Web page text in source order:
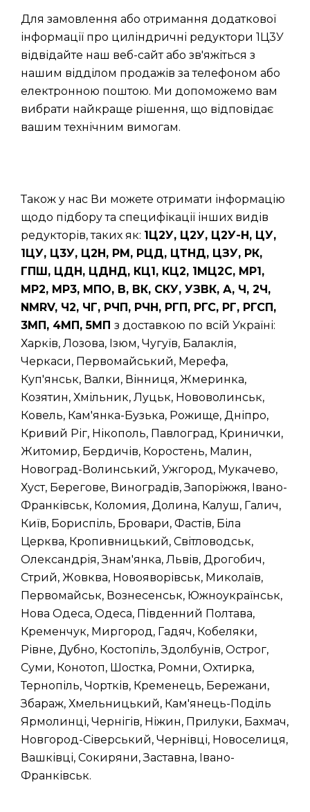
Для замовлення або отримання додаткової
інформації про циліндричні редуктори 1Ц3У
відвідайте наш веб-сайт або зв'яжіться з
нашим відділом продажів за телефоном або
електронною поштою. Ми допоможемо вам
вибрати найкраще рішення, що відповідає
вашим технічним вимогам.
Також у нас Ви можете отримати інформацію
щодо підбору та специфікації інших видів
редукторів, таких як: 1Ц2У, Ц2У, Ц2У-Н, ЦУ,
1ЦУ, Ц3У, Ц2Н, РМ, РЦД, ЦТНД, ЦЗУ, РК,
ГПШ, ЦДН, ЦДНД, КЦ1, КЦ2, 1МЦ2С, МР1,
МР2, МР3, МПО, В, ВК, СКУ, УЗВК, А, Ч, 2Ч,
NMRV, Ч2, ЧГ, РЧП, РЧН, РГП, РГС, РГ, РГСП,
3МП, 4МП, 5МП з доставкою по всій Україні:
Харків, Лозова, Ізюм, Чугуїв, Балаклія,
Черкаси, Первомайський, Мерефа,
Куп'янськ, Валки, Вінниця, Жмеринка,
Козятин, Хмільник, Луцьк, Нововолинськ,
Ковель, Кам'янка-Бузька, Рожище, Дніпро,
Кривий Ріг, Нікополь, Павлоград, Кринички,
Житомир, Бердичів, Коростень, Малин,
Новоград-Волинський, Ужгород, Мукачево,
Хуст, Берегове, Виноградів, Запоріжжя, Івано-
Франківськ, Коломия, Долина, Калуш, Галич,
Київ, Бориспіль, Бровари, Фастів, Біла
Церква, Кропивницький, Світловодськ,
Олександрія, Знам'янка, Львів, Дрогобич,
Стрий, Жовква, Новояворівськ, Миколаїв,
Первомайськ, Вознесенськ, Южноукраїнськ,
Нова Одеса, Одеса, Південний Полтава,
Кременчук, Миргород, Гадяч, Кобеляки,
Рівне, Дубно, Костопіль, Здолбунів, Острог,
Суми, Конотоп, Шостка, Ромни, Охтирка,
Тернопіль, Чортків, Кременець, Бережани,
Збараж, Хмельницький, Кам'янець-Поділь
Ярмолинці, Чернігів, Ніжин, Прилуки, Бахмач,
Новгород-Сіверський, Чернівці, Новоселиця,
Вашківці, Сокиряни, Заставна, Івано-
Франківськ.